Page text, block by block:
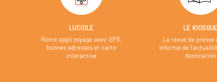
LUCIOLE
Notre appli voyage avec GPS,
bonnes adresses et carte
interactive
LE
La revue de presse
informe de
destination